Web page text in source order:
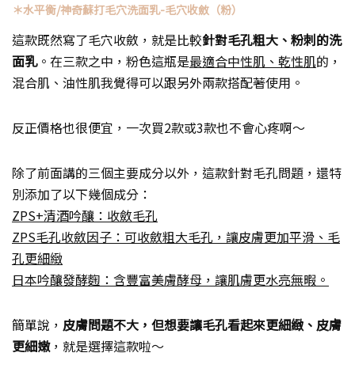
＊水平衡/神奇蘇打毛穴洗面乳-毛穴收斂（粉）
這款既然寫了毛穴收斂，就是比較針對毛孔粗大、粉刺的洗
面乳。在三款之中，粉色這瓶是最適合中性肌、乾性肌的，
混合肌、油性肌我覺得可以跟另外兩款搭配著使用。
反正價格也很便宜，一次買2款或3款也不會心疼啊～
除了前面講的三個主要成分以外，這款針對毛孔問題，還特
別添加了以下幾個成分：
ZPS+清酒吟釀：收斂毛孔
ZPS毛孔收斂因子：可收斂粗大毛孔，讓皮膚更加平滑、毛
孔更細緻
日本吟釀發酵麴：含豐富美膚酵母，讓肌膚更水亮無暇。
簡單說， 皮膚問題不大，但想要讓毛孔看起來更細緻、皮膚
更細嫩，就是選擇這款啦～